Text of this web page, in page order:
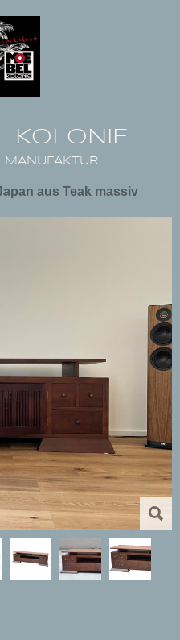
KOLONIE
MANUFAKTUR
aus Teak massiv